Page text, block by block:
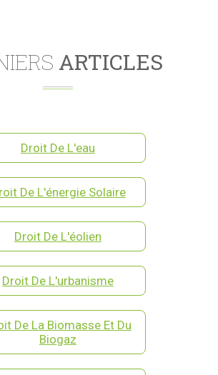
ARTICLES
Droit De L'eau
De L'énergie Solaire
Droit De L'éolien
Droit De L'urbanisme
De La Biomasse Et Du
Biogaz